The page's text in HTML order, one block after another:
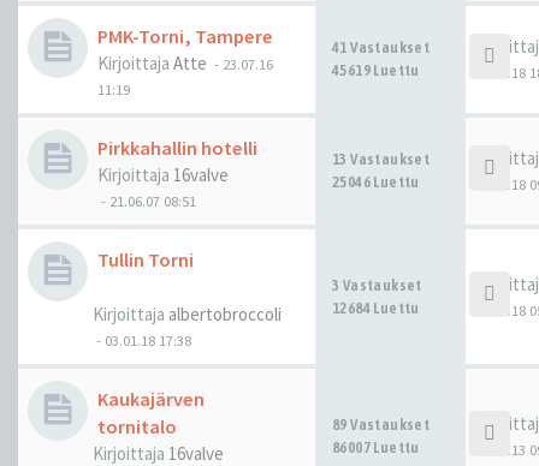
PMK-Torni, Tampere
Kirjoittaja Atte - 23.07.16
11:19
41 Vastaukset
45619 Luettu
14.04.18
Pirkkahallin hotelli
Kirjoittaja 16valve
- 21.06.07 08:51
13 Vastaukset
25046 Luettu
29.03.18
Tullin Torni
Kirjoittaja albertobroccoli
- 03.01.18 17:38
3 Vastaukset
12684 Luettu
05.01.18
Kaukajärven
tornitalo
Kirjoittaja 16valve
89 Vastaukset
86007 Luettu
18.09.13